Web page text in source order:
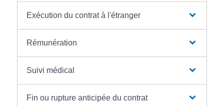
Exécution du contrat à l'étranger
Rémunération
Suivi médical
Fin ou rupture anticipée du contrat